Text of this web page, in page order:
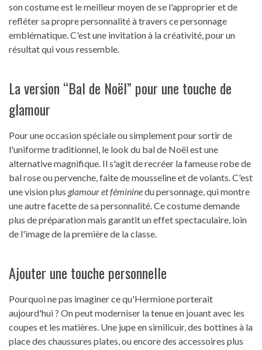
son costume est le meilleur moyen de se l'approprier et de
refléter sa propre personnalité à travers ce personnage
emblématique. C'est une invitation à la créativité, pour un
résultat qui vous ressemble.
La version “Bal de Noël” pour une touche de
glamour
Pour une occasion spéciale ou simplement pour sortir de
l'uniforme traditionnel, le look du bal de Noël est une
alternative magnifique. Il s'agit de recréer la fameuse robe de
bal rose ou pervenche, faite de mousseline et de volants. C'est
une vision plus glamour et fémininedu personnage, qui montre
une autre facette de sa personnalité. Ce costume demande
plus de préparation mais garantit un effet spectaculaire, loin
de l'image de la première de la classe.
Ajouter une touche personnelle
Pourquoi ne pas imaginer ce qu'Hermione porterait
aujourd'hui ? On peut moderniser la tenue en jouant avec les
coupes et les matières. Une jupe en similicuir, des bottines à la
place des chaussures plates, ou encore des accessoires plus